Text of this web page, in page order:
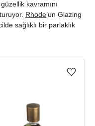
kavramını
Rhode’un Glazing
sağlıklı bir parlaklık
cilt bakımı ve makyajı
güzellik dünyasınıFavorilere ekle/çıkar